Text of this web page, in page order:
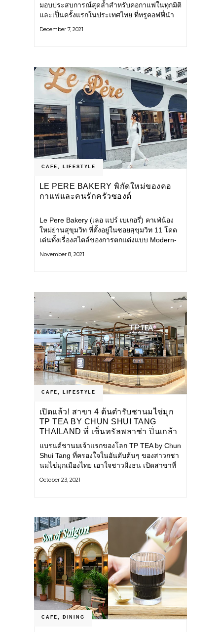
มอบประสบการณ์สุดล้ำสำหรับคอกาแฟในทุกมิติ
และเป็นครั้งแรกในประเทศไทย ที่ทรูคอฟฟี่นำ
นวัตกรรมใหม่ ผสานเข้ากับไลฟ์สไตล์คนยุค
December 7, 2021
CAFE, LIFESTYLE
LE PERE BAKERY พิกัดใหม่ของคอ
กาแฟและคนรักครัวซองต์
Le Pere Bakery (เลอ แปร์ เบเกอรี่) คาเฟ่น้อง
ใหม่ย่านสุขุมวิท ที่ตั้งอยู่ในซอยสุขุมวิท 11 โดด
เด่นทั้งเรื่องสไตล์ของการตกแต่งแบบ Modern-
November 8, 2021
CAFE LIFESTYLE
เปิดแล้ว! สาขา 4 ต้นตำรับชานมไข่มุก
TP TEA BY CHUN SHUI TANG
THAILAND ที่ เซ็นทรัลพลาซ่า ปิ่นเกล้า
แบรนด์ชานมเจ้าแรกของโลก TP TEA by Chun
Shui Tang ที่ครองใจในอันดับต้นๆ ของสาวกชา
นมไข่มุกเมืองไทย เอาใจชาวฝั่งธน เปิดสาขาที่
October 23, 2021
CAFE, DINING